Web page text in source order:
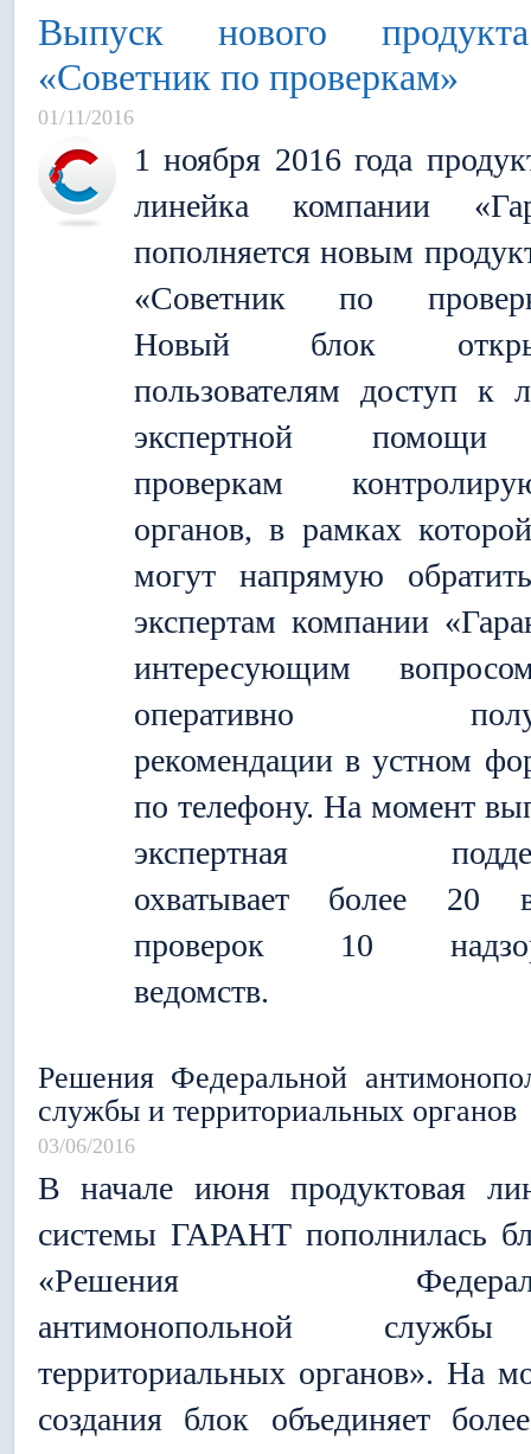
Выпуск нового
«Советник по проверкам»
01/11/2016
1 ноября 2016 года
линейка компании
пополняется новым
«Советник по
Новый блок
пользователям доступ к
экспертной
проверкам
органов, в рамках
могут напрямую
экспертам компании
интересующим
оперативно
рекомендации в устном
по телефону. На момент
экспертная
охватывает более 20
проверок 10
ведомств.
Решения Федеральной
службы и территориальных органов
03/06/2016
В начале июня продуктовая
системы ГАРАНТ пополнилась
«Решения
антимонопольной
территориальных органов». На
создания блок объединяет